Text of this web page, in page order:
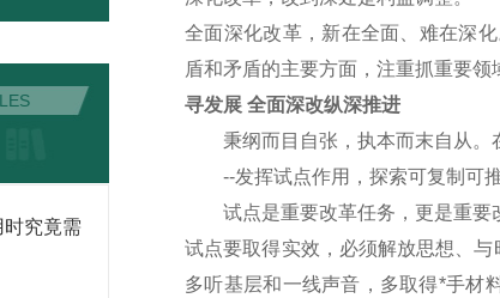
究竟需
全面深化改革，新在全面、难在深
盾和矛盾的主要方面，注重抓重要领
寻发展 全面深改纵深推进
秉纲而目自张，执本而末自从。在
--发挥试点作用，探索可复制可推
试点是重要改革任务，更是重要改
试点要取得实效，必须解放思想、
多听基层和一线声音，多取得*手材